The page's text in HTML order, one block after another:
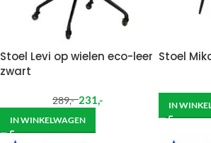
Stoel Levi op wielen eco-leer
zwart
289,- 231,-
IN WINKELWAGEN
Stoel
IN